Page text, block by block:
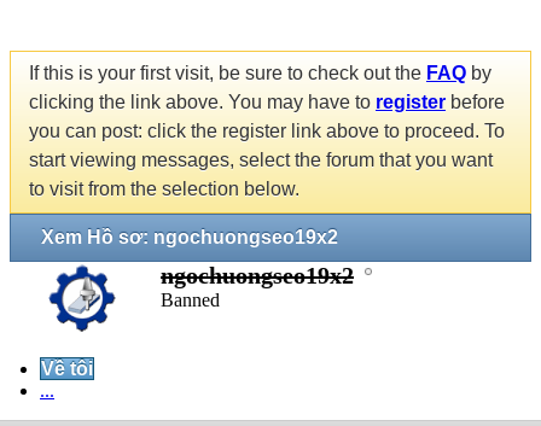
If this is your first visit, be sure to check out the FAQ by
clicking the link above. You may have to register before
you can post: click the register link above to proceed. To
start viewing messages, select the forum that you want
to visit from the selection below.
Xem Hồ sơ: ngochuongseo19x2
ngochuongseo19x2
Banned
Về tôi
...